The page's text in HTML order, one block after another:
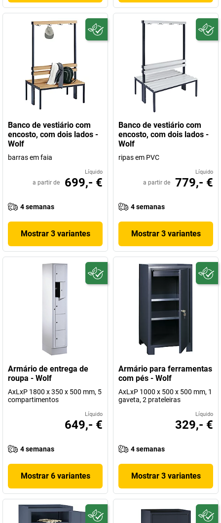
Banco de vestiário com
encosto, com dois lados -
Wolf
barras em faia
Líquido
a partir de 699,- €
4 semanas
Mostrar 3 variantes
Banco de vestiário com
encosto, com dois lados -
Wolf
ripas em PVC
Líquido
a partir de 779,- €
4 semanas
Mostrar 3 variantes
Armário de entrega de
roupa - Wolf
AxLxP 1800 x 350 x 500 mm, 5
compartimentos
Líquido
649,- €
4 semanas
Mostrar 6 variantes
Armário para ferramentas
com pés - Wolf
AxLxP 1000 x 500 x 500 mm, 1
gaveta, 2 prateleiras
Líquido
329,- €
4 semanas
Mostrar 3 variantes